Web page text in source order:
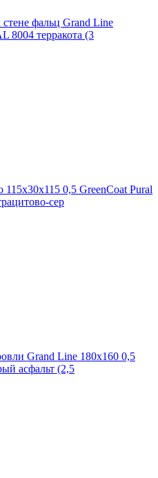
фальц Grand Line
8004 терракота (3
0,5 GreenCoat Pural
сер
Grand Line 180x160 0,5
асфальт (2,5